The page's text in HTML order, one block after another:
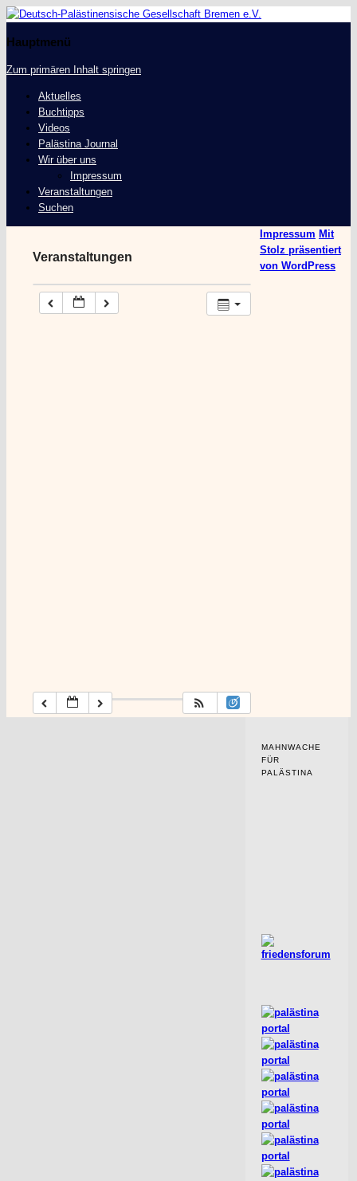
Deutsch-Palästinensische
Gesellschaft Bremen e.V.
Hauptmenü
Zum primären Inhalt springen
Aktuelles
Buchtipps
Videos
Palästina Journal
Wir über uns
Impressum
Veranstaltungen
Suchen
Veranstaltungen
MAHNWACHE
FÜR
PALÄSTINA
Impressum Mit
Stolz präsentiert
von WordPress